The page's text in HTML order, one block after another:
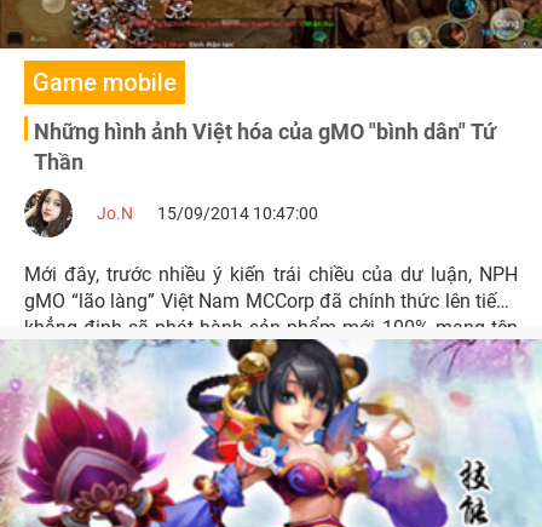
Game mobile
Những hình ảnh Việt hóa của gMO "bình dân" Tứ
Thần
Jo.N 15/09/2014 10:47:00
Mới đây, trước nhiều ý kiến trái chiều của dư luận, NPH
gMO “lão làng” Việt Nam MCCorp đã chính thức lên tiếng
khẳng định sẽ phát hành sản phẩm mới 100% mang tên
Tứ Thần ngay trong tháng 9.